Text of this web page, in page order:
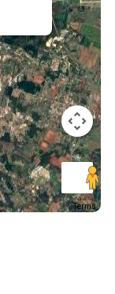
Terms